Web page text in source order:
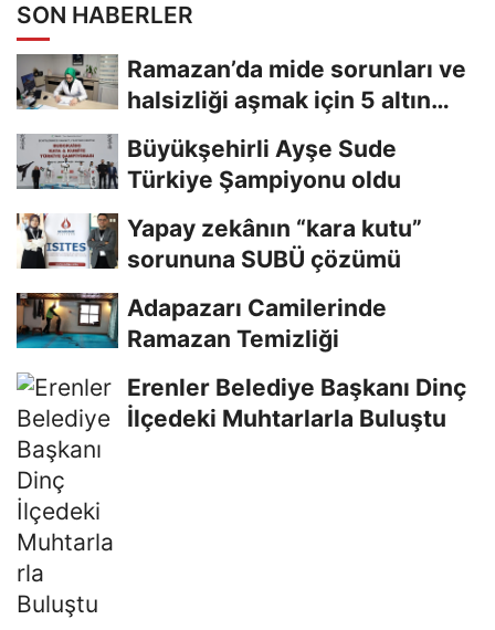
SON HABERLER
Ramazan’da mide sorunları ve
halsizliği aşmak için 5 altın
Büyükşehirli Ayşe Sude
Türkiye Şampiyonu oldu
Yapay zekânın “kara kutu”
sorununa SUBÜ çözümü
Adapazarı Camilerinde
Ramazan Temizliği
Erenler Belediye Başkanı Dinç
İlçedeki Muhtarlarla Buluştu